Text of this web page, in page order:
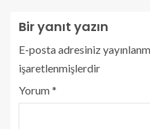
Bir yanıt yazın
E-posta adresiniz
işaretlenmişlerdir
Yorum*